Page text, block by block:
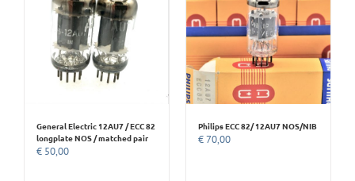
General Electric 12AU7 / ECC 82
longplate NOS / matched pair
€ 50,00
Philips ECC 82/ 12AU7 NOS/NIB
€70,00